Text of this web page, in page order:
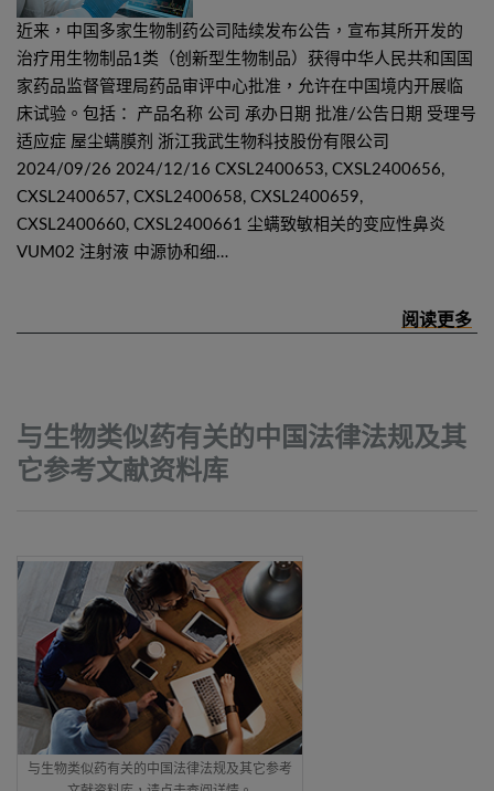
近来，中国多家生物制药公司陆续发布公告，宣布其所开发的
治疗用生物制品1类（创新型生物制品）获得中华人民共和国国
家药品监督管理局药品审评中心批准，允许在中国境内开展临
床试验。包括： 产品名称 公司 承办日期 批准/公告日期 受理号
适应症 屋尘螨膜剂 浙江我武生物科技股份有限公司
2024/09/26 2024/12/16 CXSL2400653, CXSL2400656,
CXSL2400657, CXSL2400658, CXSL2400659,
CXSL2400660, CXSL2400661 尘螨致敏相关的变应性鼻炎
VUM02 注射液 中源协和细…
与生物类似药有关的中国法律法规及其
它参考文献资料库
与生物类似药有关的中国法律法规及其它参考